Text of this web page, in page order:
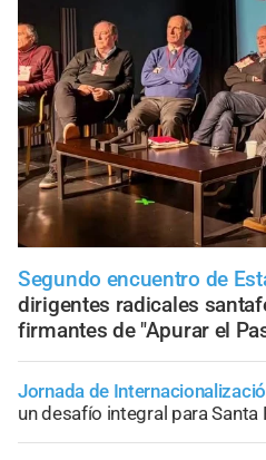
Segundo encuentro de
dirigentes radicales
firmantes de "Apurar el
Jornada de
un desafío integral para Santa